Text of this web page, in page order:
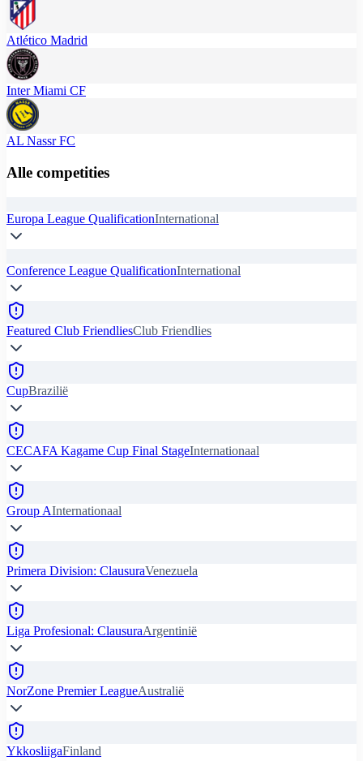
Atlético Madrid
Inter Miami CF
AL Nassr FC
Alle competities
Europa League QualificationInternational
Conference League QualificationInternational
Featured Club FriendliesClub Friendlies
CupBrazilië
CECAFA Kagame Cup Final StageInternationaal
Group AInternationaal
Primera Division: ClausuraVenezuela
Liga Profesional: ClausuraArgentinië
NorZone Premier LeagueAustralië
YkkosliigaFinland